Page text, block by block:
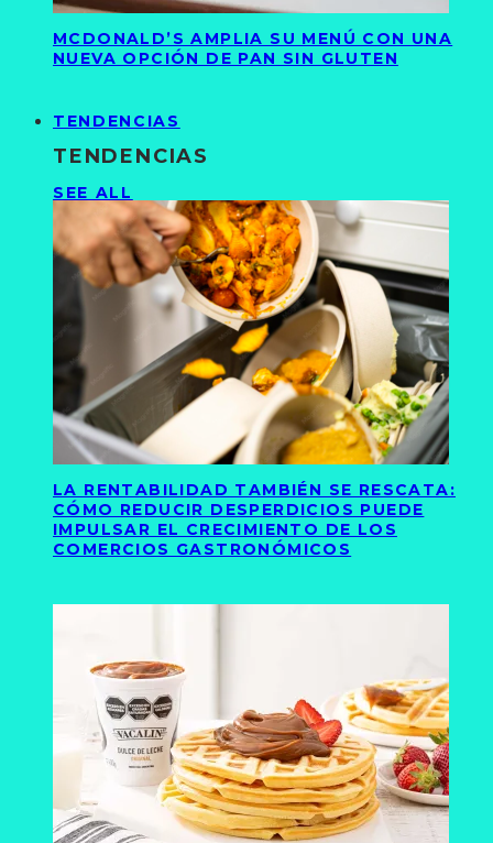
MCDONALD’S AMPLIA SU MENÚ CON UNA
NUEVA OPCIÓN DE PAN SIN GLUTEN
TENDENCIAS
TENDENCIAS
SEE ALL
LA RENTABILIDAD TAMBIÉN SE RESCATA:
CÓMO REDUCIR DESPERDICIOS PUEDE
IMPULSAR EL CRECIMIENTO DE LOS
COMERCIOS GASTRONÓMICOS